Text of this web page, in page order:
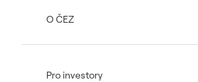
O ČEZ
Pro investory